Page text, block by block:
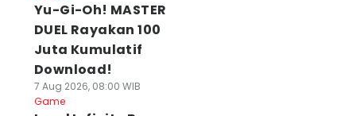
Yu-Gi-Oh! MASTER
DUEL Rayakan 100
Juta Kumulatif
Download!
7 Aug 2026, 08:00 WIB
Game